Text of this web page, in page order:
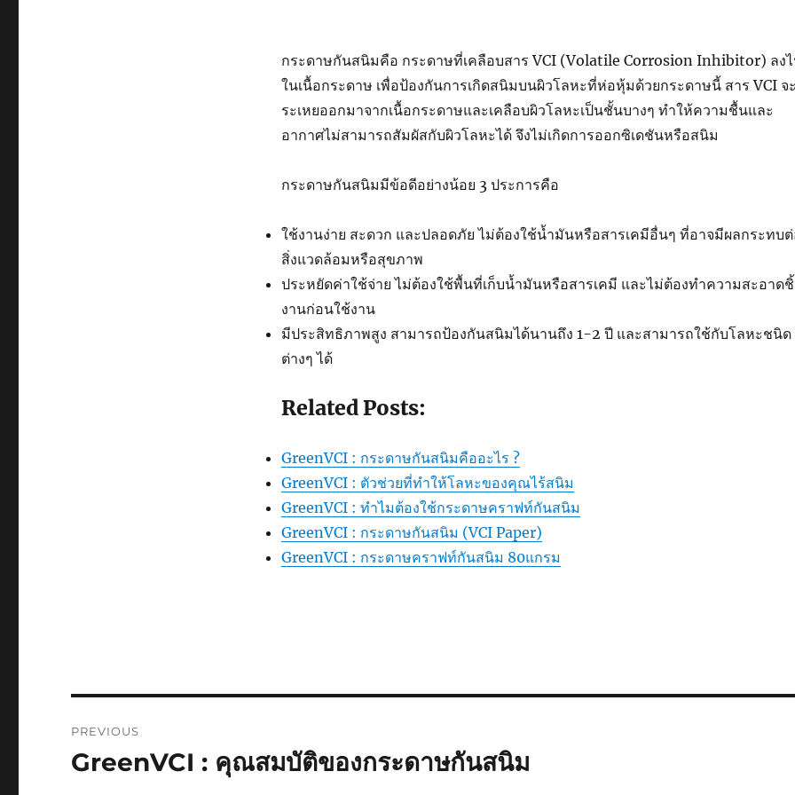
กระดาษกันสนิมคือ กระดาษที่เคลือบสาร VCI (Volatile Corrosion Inhibitor) ลง
ในเนื้อกระดาษ เพื่อป้องกันการเกิดสนิมบนผิวโลหะที่ห่อหุ้มด้วยกระดาษนี้ สาร VCI จะ
ระเหยออกมาจากเนื้อกระดาษและเคลือบผิวโลหะเป็นชั้นบางๆ ทำให้ความชื้นและ
อากาศไม่สามารถสัมผัสกับผิวโลหะได้ จึงไม่เกิดการออกซิเดชันหรือสนิม
กระดาษกันสนิมมีข้อดีอย่างน้อย 3 ประการคือ
ใช้งานง่าย สะดวก และปลอดภัย ไม่ต้องใช้น้ำมันหรือสารเคมีอื่นๆ ที่อาจมีผลกระทบ
สิ่งแวดล้อมหรือสุขภาพ
ประหยัดค่าใช้จ่าย ไม่ต้องใช้พื้นที่เก็บน้ำมันหรือสารเคมี และไม่ต้องทำความสะอาด
งานก่อนใช้งาน
มีประสิทธิภาพสูง สามารถป้องกันสนิมได้นานถึง 1-2 ปี และสามารถใช้กับโลหะชนิด
ต่างๆ ได้
Related Posts:
GreenVCI : กระดาษกันสนิมคืออะไร ?
GreenVCI : ตัวช่วยที่ทำให้โลหะของคุณไร้สนิม
GreenVCI : ทำไมต้องใช้กระดาษคราฟท์กันสนิม
GreenVCI : กระดาษกันสนิม (VCI Paper)
GreenVCI : กระดาษคราฟท์กันสนิม 80แกรม
navigation
PREVIOUS
Previous
GreenVCI : คุณสมบัติของกระดาษกันสนิม